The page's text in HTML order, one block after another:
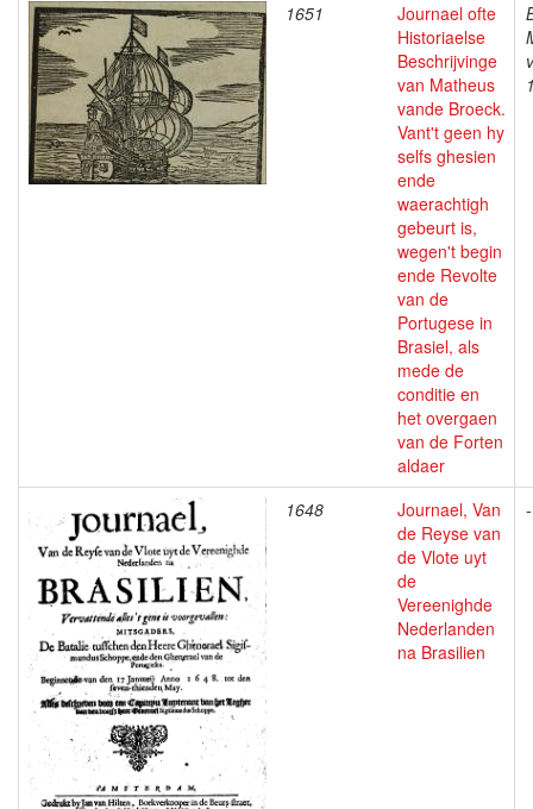
1651
Journael ofte
Historiaelse
Beschrijvinge
van Matheus
vande Broeck.
Vant't geen hy
selfs ghesien
ende
waerachtigh
gebeurt is,
wegen't begin
ende Revolte
van de
Portugese in
Brasiel, als
mede de
conditie en
het overgaen
van de Forten
aldaer
1648
Journael, Van
de Reyse van
de Vlote uyt
de
Vereenighde
Nederlanden
na Brasilien
-